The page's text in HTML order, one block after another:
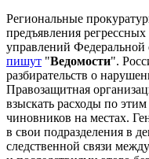
Региональные
предъявления
управлений
пишут "Ведомости".
разбирательств о
Правозащитная
взыскать расходы по
чиновников на местах.
в свои подразделения в
следственной связи